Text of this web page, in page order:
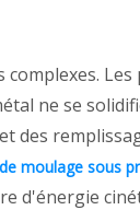
Les
ne se
des
moulage sous
d'énergie